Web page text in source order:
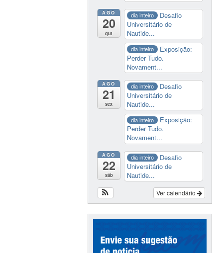
AGO
20
qui
dia inteiro
Desafio
Universitário de
Nautide...
dia inteiro
Exposição:
Perder Tudo.
Novament...
AGO
21
sex
dia inteiro
Desafio
Universitário de
Nautide...
dia inteiro
Exposição:
Perder Tudo.
Novament...
AGO
22
sáb
dia inteiro
Desafio
Universitário de
Nautide...
Ver calendário